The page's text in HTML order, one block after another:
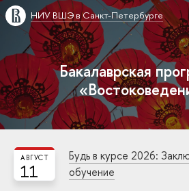
НИУ ВШЭ в Санкт-Петербурге
Бакалаврская
11
АВГУСТ
Будь в курсе 2026:
обучение